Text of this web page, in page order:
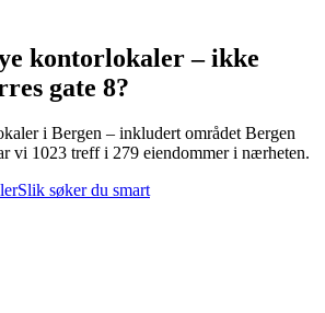
kontorlokaler – ikke
gate 8?
i Bergen – inkludert området Bergen
vi 1023 treff i 279 eiendommer i nærheten.
Slik søker du smart